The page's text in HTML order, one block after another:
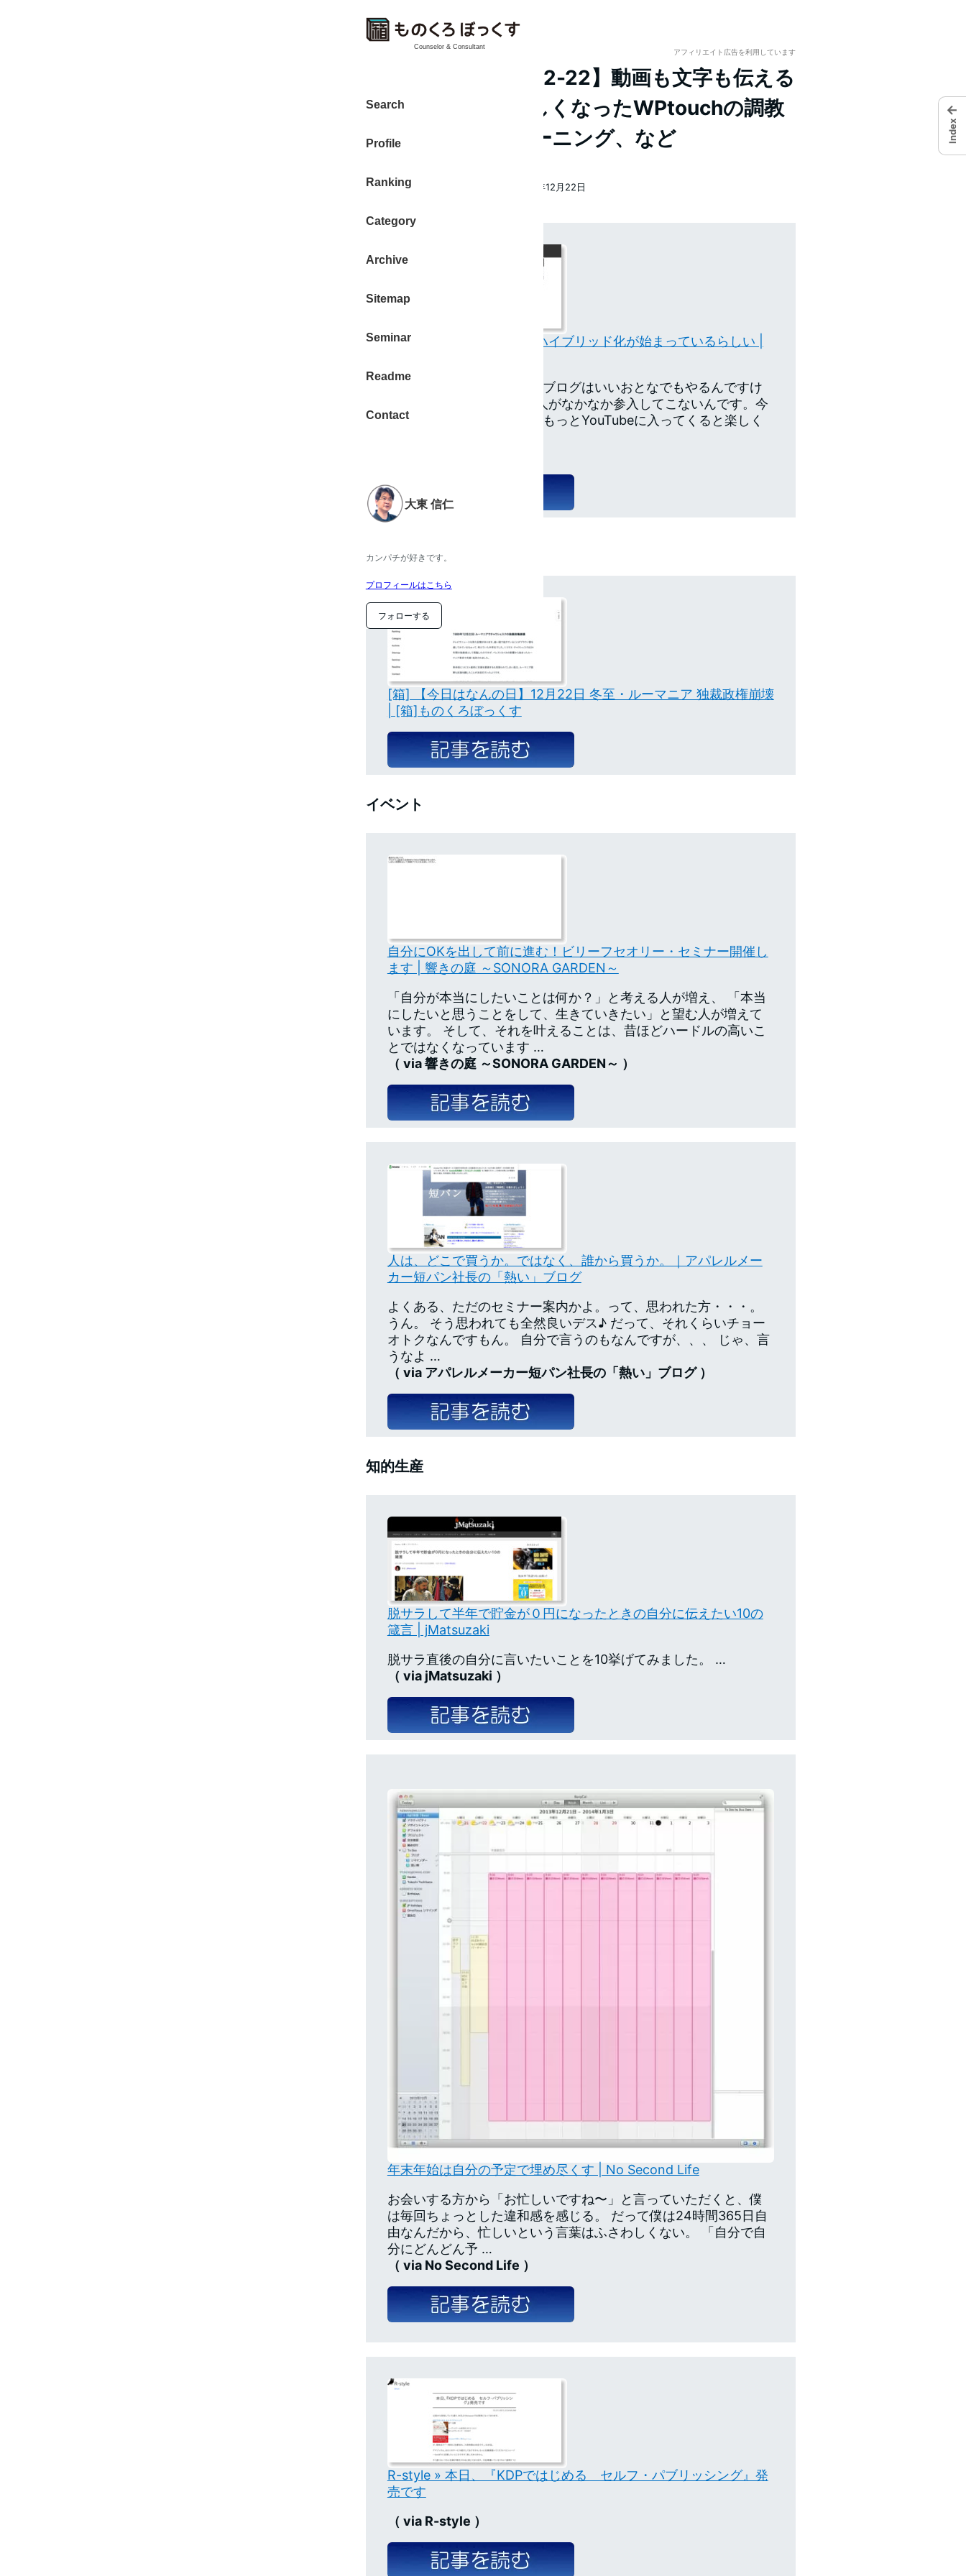
Counselor & Consultant
Search
Profile
Ranking
Category
Archive
Sitemap
Seminar
Readme
Contact
大東 信仁
カンパチが好きです。
プロフィールはこちら
フォローする
アフィリエイト広告を利用しています
【ものレポ 2013-12-22】動画も文字も伝える
気持ちは同じ、新しくなったWPtouchの調教
方法、iPadでトレーニング、など
2013年12月22日
者
大東 信仁（ものくろ）
最近ブロガーのYouTuberハイブリッド化が始まっているらしい |
とっても嬉しい事ですよ。ブログはいいおとなでもやるんですけ
ど、YouTuberっていい大人がなかなか参入してこないんです。今
いるブロガーの方がもっともっとYouTubeに入ってくると楽しく
[箱] 【今日はなんの日】12月22日 冬至・ルーマニア 独裁政権崩壊
| [箱]ものくろぼっくす
イベント
自分にOKを出して前に進む！ビリーフセオリー・セミナー開催し
ます | 響きの庭 ～SONORA GARDEN～
「自分が本当にしたいことは何か？」と考える人が増え、 「本当
にしたいと思うことをして、生きていきたい」と望む人が増えて
います。 そして、それを叶えることは、昔ほどハードルの高いこ
とではなくなっています …
（ via 響きの庭 ～SONORA GARDEN～ ）
人は、どこで買うか。ではなく、誰から買うか。｜アパレルメー
カー短パン社長の「熱い」ブログ
よくある、ただのセミナー案内かよ。って、思われた方・・・。
うん。 そう思われても全然良いデス♪ だって、それくらいチョー
オトクなんですもん。 自分で言うのもなんですが、、、 じゃ、言
うなよ …
（ via アパレルメーカー短パン社長の「熱い」ブログ ）
知的生産
脱サラして半年で貯金が０円になったときの自分に伝えたい10の
箴言 | jMatsuzaki
脱サラ直後の自分に言いたいことを10挙げてみました。 …
（ via jMatsuzaki ）
年末年始は自分の予定で埋め尽くす | No Second Life
お会いする方から「お忙しいですね〜」と言っていただくと、僕
は毎回ちょっとした違和感を感じる。 だって僕は24時間365日自
由なんだから、忙しいという言葉はふさわしくない。 「自分で自
分にどんどん予 …
（ via No Second Life ）
R-style » 本日、『KDPではじめる セルフ・パブリッシング』発
売です
（ via R-style ）
←
Index